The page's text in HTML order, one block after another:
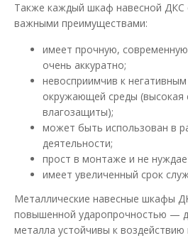
Также каждый шкаф навесной ДКС
важными преимуществами:
имеет прочную,
очень аккуратно;
невосприимчив к
окружающей среды (высокая
влагозащиты);
может быть использован в
деятельности;
прост в монтаже и не
имеет увеличенный срок
Металлические навесные шкафы
повышенной ударопрочностью —
металла устойчивы к воздействию